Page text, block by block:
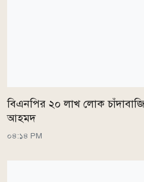
বিএনপির ২০ লাখ লোক
আহমদ
০৪:১৪ PM